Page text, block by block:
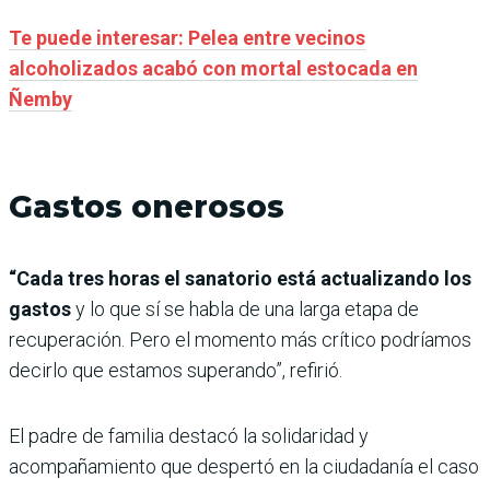
Te puede interesar: Pelea entre vecinos
alcoholizados acabó con mortal estocada en
Ñemby
Gastos onerosos
“Cada tres horas el sanatorio está actualizando los
gastosy lo que sí se habla de una larga etapa de
recuperación. Pero el momento más crítico podríamos
decirlo que estamos superando”, refirió.
El padre de familia destacó la solidaridad y
acompañamiento que despertó en la ciudadanía el caso